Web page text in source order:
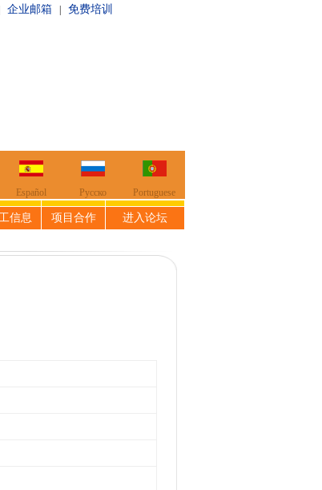
企业邮箱 免费培训
Español Русско Portuguese
信息 项目合作 进入论坛